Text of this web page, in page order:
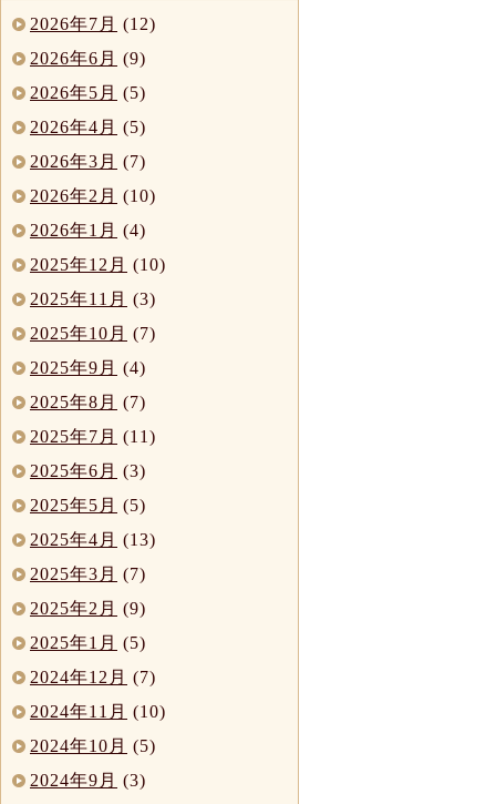
2026年7月 (12)
2026年6月 (9)
2026年5月 (5)
2026年4月 (5)
2026年3月 (7)
2026年2月 (10)
2026年1月 (4)
2025年12月 (10)
2025年11月 (3)
2025年10月 (7)
2025年9月 (4)
2025年8月 (7)
2025年7月 (11)
2025年6月 (3)
2025年5月 (5)
2025年4月 (13)
2025年3月 (7)
2025年2月 (9)
2025年1月 (5)
2024年12月 (7)
2024年11月 (10)
2024年10月 (5)
2024年9月 (3)